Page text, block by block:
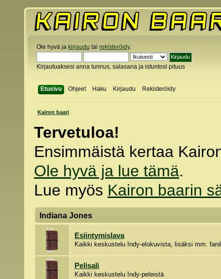
Ole hyvä ja kirjaudu tai rekisteröidy.
Kirjautuaksesi anna tunnus, salasana ja istuntosi pituus
Etusivu Ohjeet Haku Kirjaudu Rekisteröidy
Kairon baari
Tervetuloa!
Ensimmäistä kertaa
Ole hyvä ja lue tämä.
Lue myös Kairon baarin
Indiana Jones
Esiintymislava
Kaikki keskustelu Indy-elokuvista, lisäksi mm.
Pelisali
Kaikki keskustelu Indy-peleistä